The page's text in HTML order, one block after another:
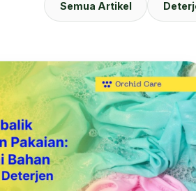
Semua Artikel